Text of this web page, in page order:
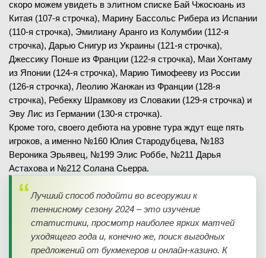
скоро можем увидеть в элитном списке Бай Чжосюань из
Китая (107-я строчка), Марину Бассольс Рибера из Испании
(110-я строчка), Эмилиану Аранго из Колумбии (112-я
строчка), Дарью Снигур из Украины (121-я строчка),
Джессику Понше из Франции (122-я строчка), Маи Хонтаму
из Японии (124-я строчка), Марию Тимофееву из России
(126-я строчка), Леолию Жанжан из Франции (128-я
строчка), Ребекку Шрамкову из Словакии (129-я строчка) и
Эву Лис из Германии (130-я строчка).
Кроме того, своего дебюта на уровне тура ждут еще пять
игроков, а именно №160 Юлия Стародубцева, №183
Вероника Эрьявец, №199 Элис Роббе, №211 Дарья
Астахова и №212 Солана Сьерра.
Лучший способ подойти во всеоружии к
теннисному сезону 2024 – это изучение
статистики, просмотр наиболее ярких матчей
уходящего года и, конечно же, поиск выгодных
предложений от букмекеров и онлайн-казино. К